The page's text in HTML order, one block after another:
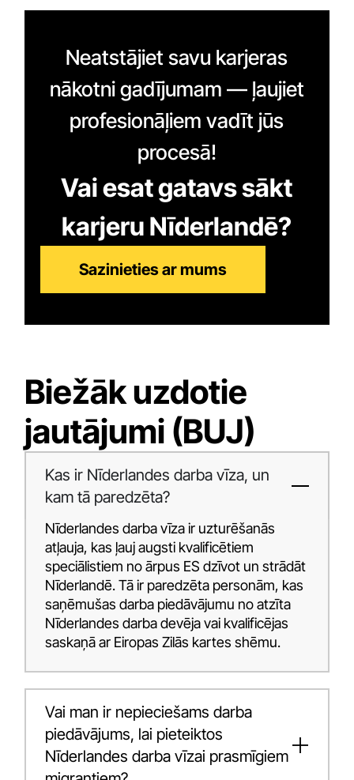
Neatstājiet savu karjeras
nākotni gadījumam — ļaujiet
profesionāļiem vadīt jūs
procesā!
Vai esat gatavs sākt
karjeru Nīderlandē?
Sazinieties ar mums
Biežāk uzdotie
jautājumi (BUJ)
Kas ir Nīderlandes darba vīza, un
kam tā paredzēta?
Nīderlandes darba vīza ir uzturēšanās
atļauja, kas ļauj augsti kvalificētiem
speciālistiem no ārpus ES dzīvot un strādāt
Nīderlandē. Tā ir paredzēta personām, kas
saņēmušas darba piedāvājumu no atzīta
Nīderlandes darba devēja vai kvalificējas
saskaņā ar Eiropas Zilās kartes shēmu.
Vai man ir nepieciešams darba
piedāvājums, lai pieteiktos
Nīderlandes darba vīzai prasmīgiem